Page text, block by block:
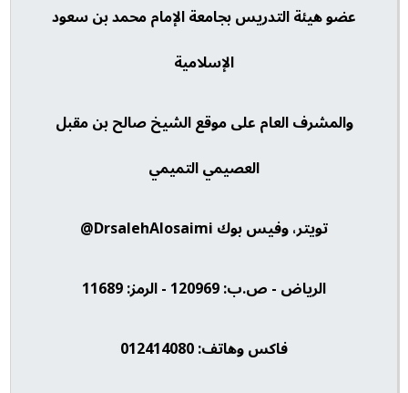
عضو هيئة التدريس بجامعة الإمام محمد بن سعود
الإسلامية
والمشرف العام على موقع الشيخ صالح بن مقبل
العصيمي التميمي
تويتر، وفيس بوك DrsalehAlosaimi@
الرياض - ص.ب: 120969 - الرمز: 11689
فاكس وهاتف: 012414080